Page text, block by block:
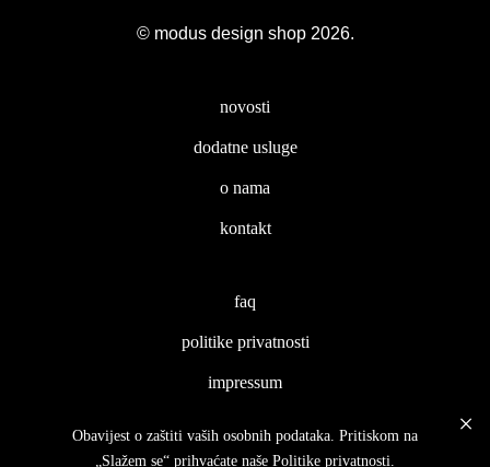
© modus design shop 2026.
novosti
dodatne usluge
o nama
kontakt
faq
politike privatnosti
impressum
Obavijest o zaštiti vaših osobnih podataka. Pritiskom na
„Slažem se“ prihvaćate naše Politike privatnosti.